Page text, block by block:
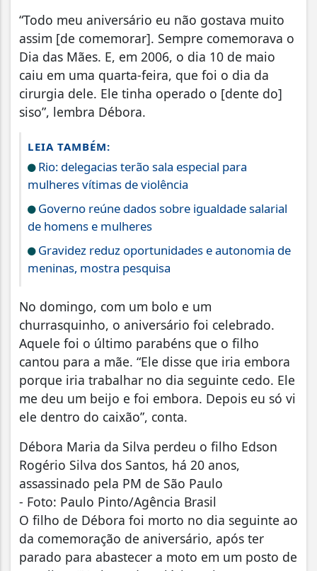
“Todo meu aniversário eu não gostava muito
assim [de comemorar]. Sempre comemorava o
Dia das Mães. E, em 2006, o dia 10 de maio
caiu em uma quarta-feira, que foi o dia da
cirurgia dele. Ele tinha operado o [dente do]
siso”, lembra Débora.
LEIA TAMBÉM:
Rio: delegacias terão sala especial para
mulheres vítimas de violência
Governo reúne dados sobre igualdade salarial
de homens e mulheres
Gravidez reduz oportunidades e autonomia de
meninas, mostra pesquisa
No domingo, com um bolo e um
churrasquinho, o aniversário foi celebrado.
Aquele foi o último parabéns que o filho
cantou para a mãe. “Ele disse que iria embora
porque iria trabalhar no dia seguinte cedo. Ele
me deu um beijo e foi embora. Depois eu só vi
ele dentro do caixão”, conta.
Débora Maria da Silva perdeu o filho Edson
Rogério Silva dos Santos, há 20 anos,
assassinado pela PM de São Paulo
- Foto: Paulo Pinto/Agência Brasil
O filho de Débora foi morto no dia seguinte ao
da comemoração de aniversário, após ter
parado para abastecer a moto em um posto de